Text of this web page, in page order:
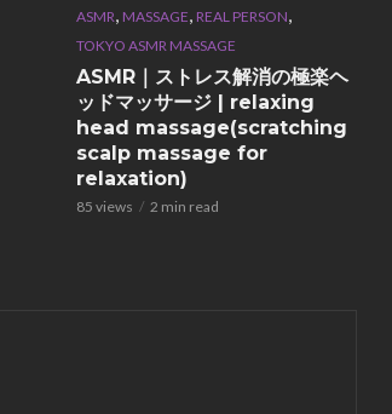
ASMR, MASSAGE, REAL PERSON,
TOKYO ASMR MASSAGE
ASMR｜ストレス解消の極楽ヘ
ッドマッサージ | relaxing
head massage(scratching
scalp massage for
relaxation)
85 views 2 min read